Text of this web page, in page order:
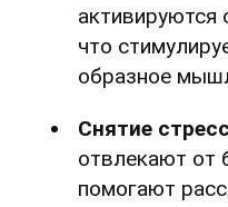
активируются
что
образное
Снятие
отвлекают от
помогают